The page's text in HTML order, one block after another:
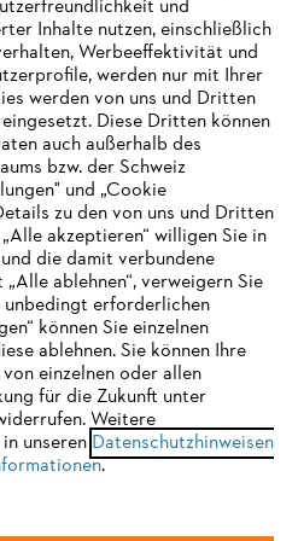
Cookies
NICHT
wir noch nicht unterstützen. Für
Seite empfehlen wir Ihnen, zu
zu wechseln:
und
Inhalte nutzen, einschließlich
Werbeeffektivität und
werden nur mit Ihrer
werden von uns und Dritten
Diese Dritten können
auch außerhalb des
bzw. der Schweiz
und „Cookie
zu den von uns und Dritten
akzeptieren“ willigen Sie in
die damit verbundene
ablehnen“, verweigern Sie
erforderlichen
können Sie einzelnen
ablehnen. Sie können Ihre
einzelnen oder allen
für die Zukunft unter
Weitere
unseren Datenschutzhinweisen
.